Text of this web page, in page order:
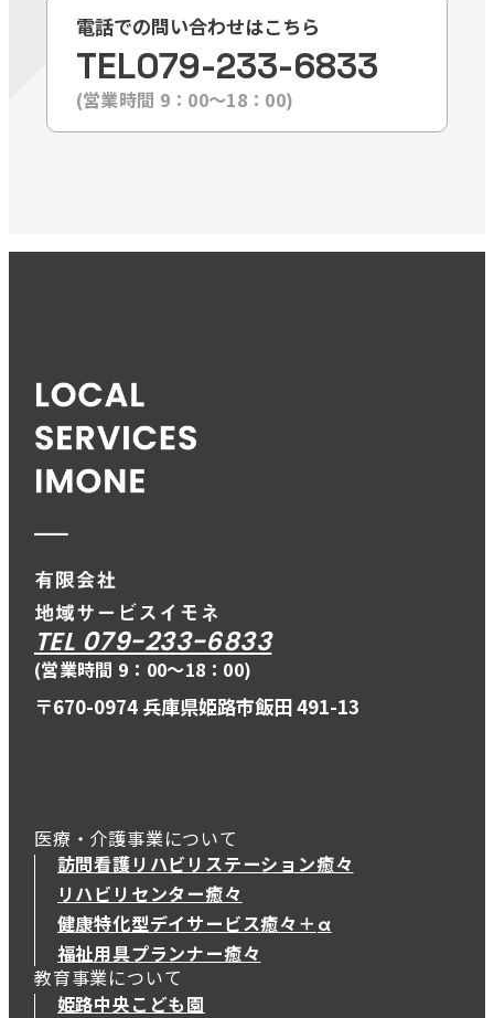
電話での問い合わせはこちら
TEL079-233-6833
(営業時間 9：00〜18：00)
TEL 079-233-6833
(営業時間 9：00〜18：00)
〒670-0974 兵庫県姫路市飯田 491-13
医療・介護事業について
訪問看護リハビリステーション癒々
リハビリセンター癒々
健康特化型デイサービス癒々＋ α
健康特化型デイサービス癒々＋
福祉用具プランナー癒々
教育事業について
姫路中央こども園